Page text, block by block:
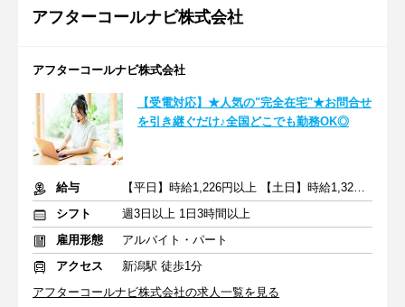
アフターコールナビ株式会社
アフターコールナビ株式会社
【受電対応】★人気の"完全在宅"★お問合せ
を引き継ぐだけ♪全国どこでも勤務OK◎
給与
【平日】時給1,226円以上 【土日】時給1,326円以上
シフト
週3日以上 1日3時間以上
雇用形態
アルバイト・パート
アクセス
新潟駅 徒歩1分
アフターコールナビ株式会社の求人一覧を見る